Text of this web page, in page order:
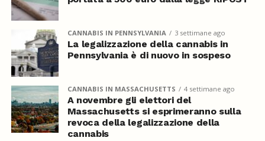
CANNABIS IN PENNSYLVANIA 3 settimane ago
La legalizzazione della cannabis in
Pennsylvania è di nuovo in sospeso
CANNABIS IN MASSACHUSETTS 4 settimane ago
A novembre gli elettori del
Massachusetts si esprimeranno sulla
revoca della legalizzazione della
cannabis